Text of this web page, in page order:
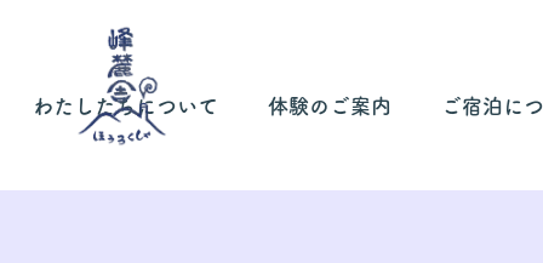
わたしたちについて 体験のご案内 ご宿泊に